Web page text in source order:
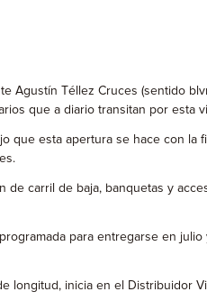
Téllez Cruces (sentido
que a diario transitan por esta
que esta apertura se hace con
carril de baja, banquetas y
para entregarse en
longitud, inicia en el Distribuidor